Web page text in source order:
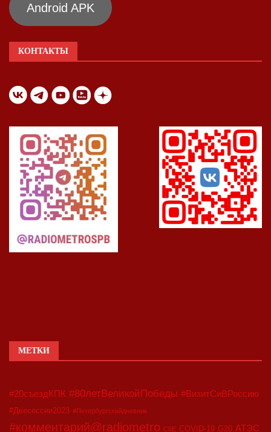
Android APK
КОНТАКТЫ
МЕТКИ
#20съездКПК #80летВеликойПобеды #ВизитСиВРоссию
#Двесессии2023 #Петербургскийдневник
#комментарий@radiometro CIIE COVID-19 G20 АТЭС